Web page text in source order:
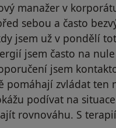
manažer v
sebou a často
jsem už v pondělí
jsem často na
jsem
pomáhají zvládat ten
podívat na
rovnováhu. S